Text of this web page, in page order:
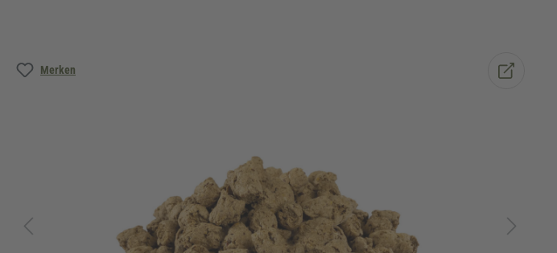
Merken
Bildergalerie überspringen